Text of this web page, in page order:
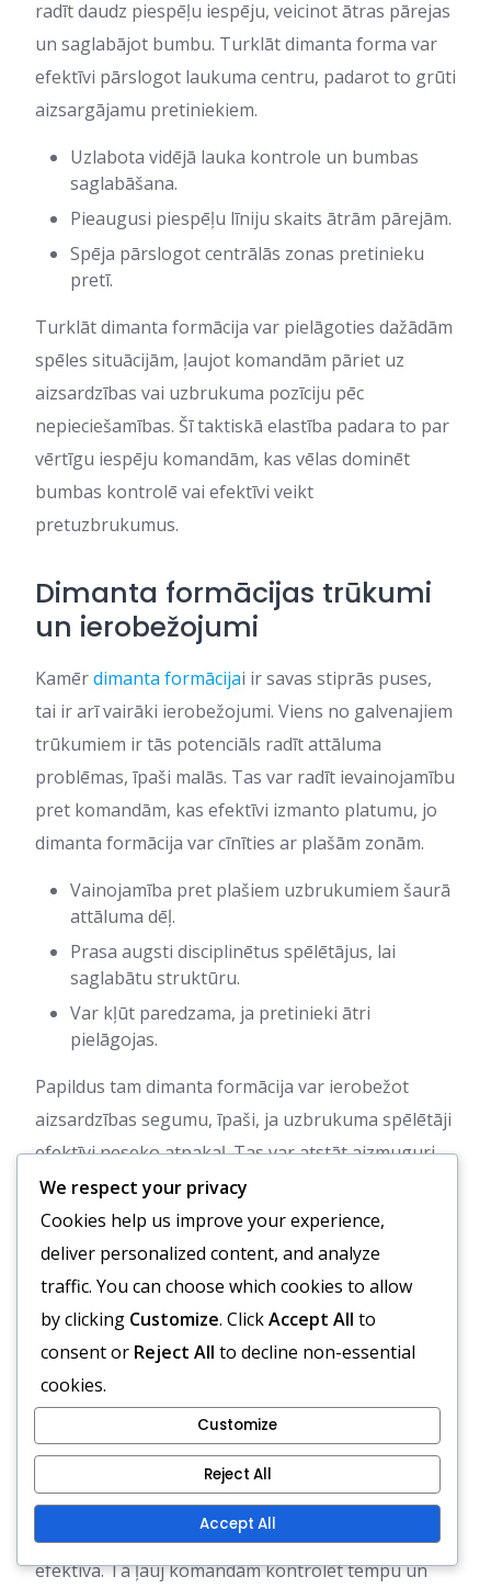
radīt daudz piespēļu iespēju, veicinot ātras pārejas
un saglabājot bumbu. Turklāt dimanta forma var
efektīvi pārslogot laukuma centru, padarot to grūti
aizsargājamu pretiniekiem.
Uzlabota vidējā lauka kontrole un bumbas
saglabāšana.
Pieaugusi piespēļu līniju skaits ātrām pārejām.
Spēja pārslogot centrālās zonas pretinieku
pretī.
Turklāt dimanta formācija var pielāgoties dažādām
spēles situācijām, ļaujot komandām pāriet uz
aizsardzības vai uzbrukuma pozīciju pēc
nepieciešamības. Šī taktiskā elastība padara to par
vērtīgu iespēju komandām, kas vēlas dominēt
bumbas kontrolē vai efektīvi veikt
pretuzbrukumus.
Dimanta formācijas trūkumi
un ierobežojumi
Kamērdimanta formācijai ir savas stiprās puses,
tai ir arī vairāki ierobežojumi. Viens no galvenajiem
trūkumiem ir tās potenciāls radīt attāluma
problēmas, īpaši malās. Tas var radīt ievainojamību
pret komandām, kas efektīvi izmanto platumu, jo
dimanta formācija var cīnīties ar plašām zonām.
Vainojamība pret plašiem uzbrukumiem šaurā
attāluma dēļ.
Prasa augsti disciplinētus spēlētājus, lai
saglabātu struktūru.
Var kļūt paredzama, ja pretinieki ātri
pielāgojas.
Papildus tam dimanta formācija var ierobežot
aizsardzības segumu, īpaši, ja uzbrukuma spēlētāji
efektīvi neseko atpakaļ. Tas var atstāt aizmuguri
neaizsargātu, īpaši pret ātriem pretuzbrukumiem,
kas prasa uzmanīgu līdzsvaru starp uzbrukumu un
aizsardzību.
Dimanta formācijas situatīvā
efektivitāte salīdzinājumā ar
citām
Dimanta formācijas efektivitāte var ievērojami
atšķirties atkarībā no spēles konteksta. Situācijās,
kad ir svarīgi saglabāt bumbu, piemēram, kad
komanda ir vadībā, dimanta formācija var būt īpaši
efektīva. Tā ļauj komandām kontrolēt tempu un
We respect your privacy
Cookies help us improve your experience,
deliver personalized content, and analyze
traffic. You can choose which cookies to allow
by clicking Customize. ClickAccept All to
consent or Reject All to decline non-essential
cookies.
Customize
Reject All
Accept All